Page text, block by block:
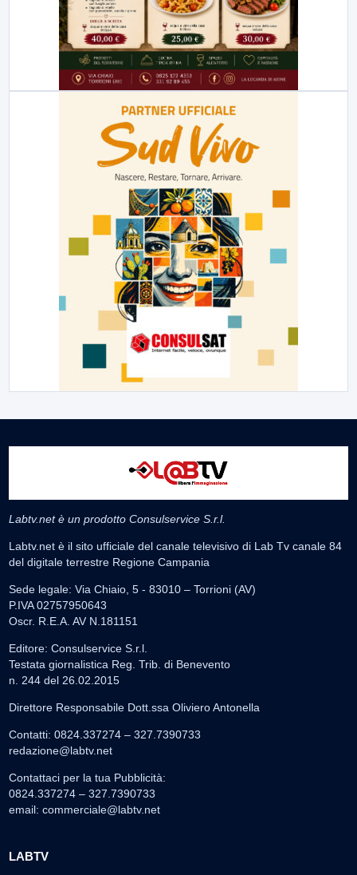
Labtv.net è un prodotto Consulservice S.r.l.
Labtv.net è il sito ufficiale del canale televisivo di Lab Tv canale 84
del digitale terrestre Regione Campania
Sede legale: Via Chiaio, 5 - 83010 – Torrioni (AV)
P.IVA 02757950643
Oscr. R.E.A. AV N.181151
Editore: Consulservice S.r.l.
Testata giornalistica Reg. Trib. di Benevento
n. 244 del 26.02.2015
Direttore Responsabile Dott.ssa Oliviero Antonella
Contatti: 0824.337274 – 327.7390733
redazione@labtv.net
Contattaci per la tua Pubblicità:
0824.337274 – 327.7390733
email: commerciale@labtv.net
LABTV